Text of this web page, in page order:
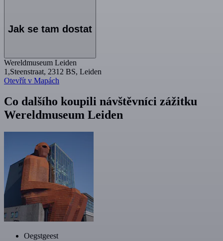
Jak se tam dostat
Wereldmuseum Leiden
1,Steenstraat, 2312 BS, Leiden
Otevřít v Mapách
Co dalšího koupili návštěvníci zážitku
Wereldmuseum Leiden
Oegstgeest